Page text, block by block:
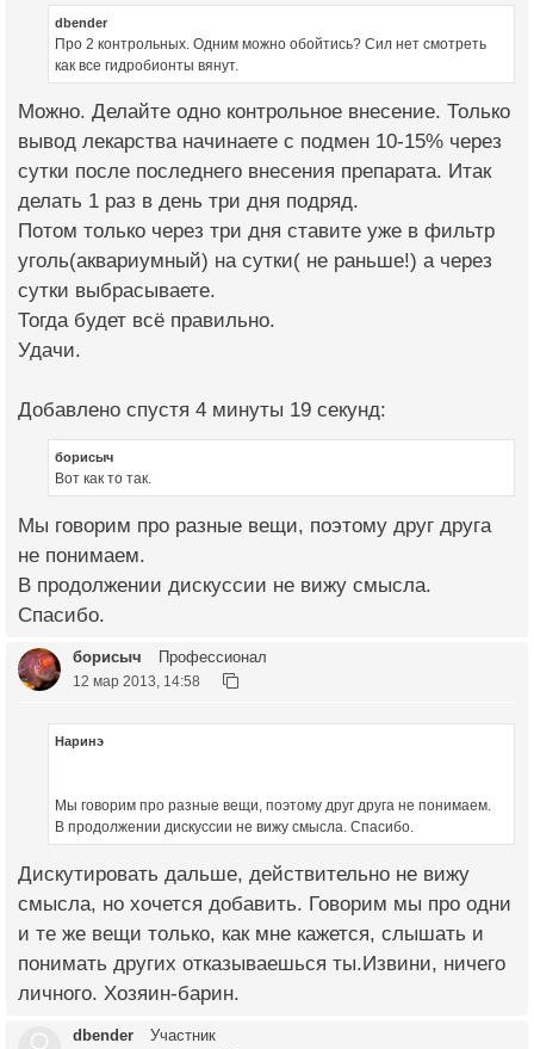
dbender
Про 2 контрольных. Одним можно обойтись? Сил нет смотреть
как все гидробионты вянут.
Можно. Делайте одно контрольное внесение. Только
вывод лекарства начинаете с подмен 10-15% через
сутки после последнего внесения препарата. Итак
делать 1 раз в день три дня подряд.
Потом только через три дня ставите уже в фильтр
уголь(аквариумный) на сутки( не раньше!) а через
сутки выбрасываете.
Тогда будет всё правильно.
Удачи.
Добавлено спустя 4 минуты 19 секунд:
борисыч
Вот как то так.
Мы говорим про разные вещи, поэтому друг друга
не понимаем.
В продолжении дискуссии не вижу смысла.
Спасибо.
борисыч Профессионал
12 мар 2013, 14:58
Наринэ
Мы говорим про разные вещи, поэтому друг друга не понимаем.
В продолжении дискуссии не вижу смысла. Спасибо.
Дискутировать дальше, действительно не вижу
смысла, но хочется добавить. Говорим мы про одни
и те же вещи только, как мне кажется, слышать и
понимать других отказываешься ты.Извини, ничего
личного. Хозяин-барин.
dbender Участник